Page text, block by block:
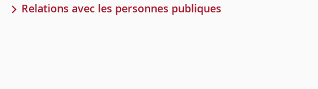
Relations avec les personnes publiques